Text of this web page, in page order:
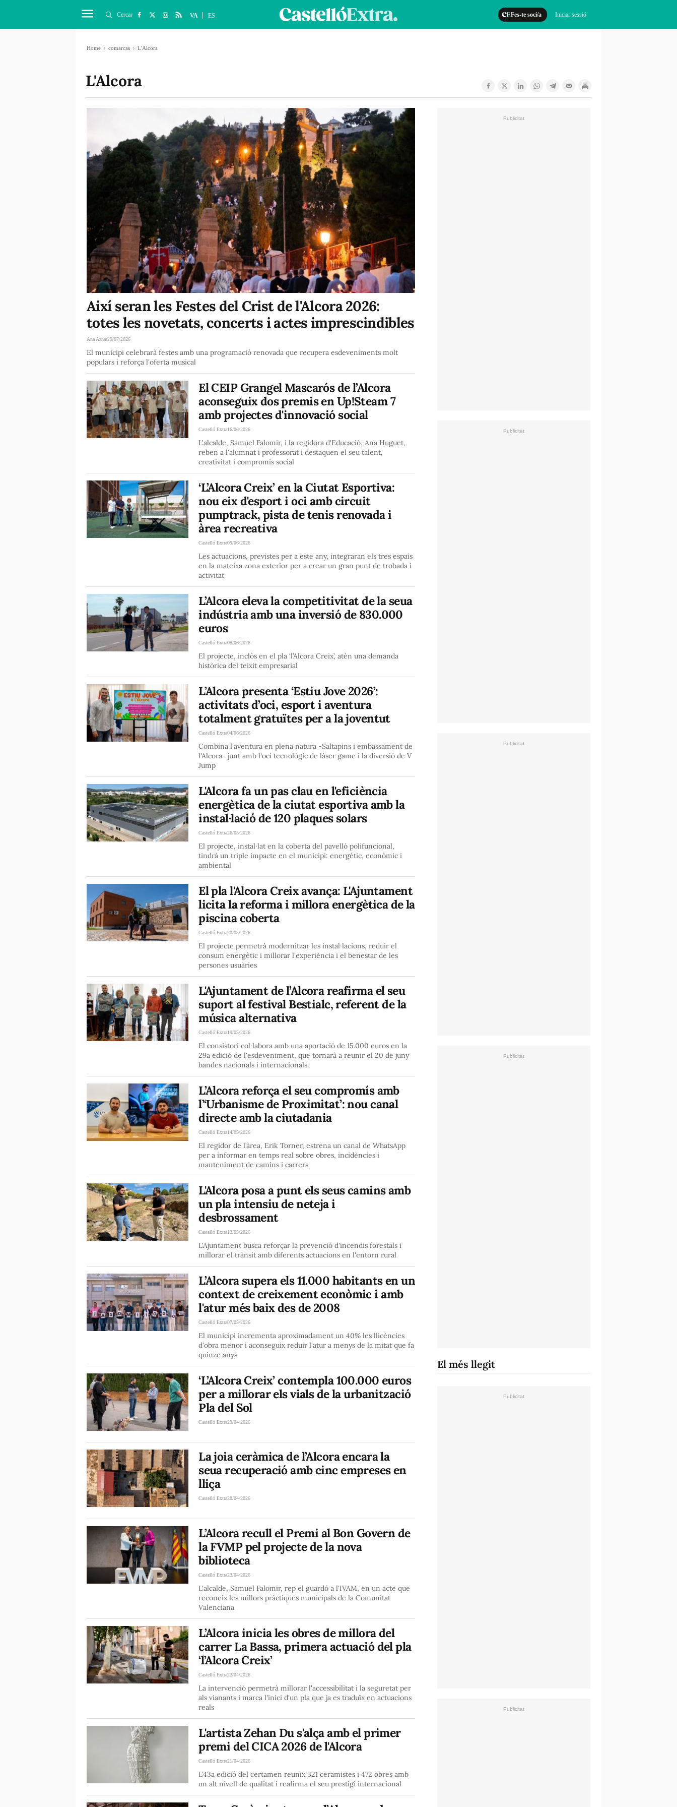
Fes-te soci/a Iniciar sessió
Cercar VA ES
Home comarcas L'Alcora
L'Alcora
Així seran les Festes del Crist de l'Alcora 2026:
totes les novetats, concerts i actes imprescindibles
Ana Aznar29/07/2026
El municipi celebrarà festes amb una programació renovada que recupera esdeveniments molt
populars i reforça l'oferta musical
El CEIP Grangel Mascarós de l’Alcora
aconseguix dos premis en Up!Steam 7
amb projectes d'innovació social
Castelló Extra16/06/2026
L'alcalde, Samuel Falomir, i la regidora d'Educació, Ana Huguet,
reben a l'alumnat i professorat i destaquen el seu talent,
creativitat i compromís social
‘L’Alcora Creix’ en la Ciutat Esportiva:
nou eix d'esport i oci amb circuit
pumptrack, pista de tenis renovada i
àrea recreativa
Castelló Extra09/06/2026
Les actuacions, previstes per a este any, integraran els tres espais
en la mateixa zona exterior per a crear un gran punt de trobada i
activitat
L’Alcora eleva la competitivitat de la seua
indústria amb una inversió de 830.000
euros
Castelló Extra08/06/2026
El projecte, inclòs en el pla ‘l’Alcora Creix’, atén una demanda
històrica del teixit empresarial
L’Alcora presenta ‘Estiu Jove 2026’:
activitats d’oci, esport i aventura
totalment gratuïtes per a la joventut
Castelló Extra04/06/2026
Combina l'aventura en plena natura -Saltapins i embassament de
l'Alcora- junt amb l'oci tecnològic de làser game i la diversió de V
Jump
L'Alcora fa un pas clau en l'eficiència
energètica de la ciutat esportiva amb la
instal·lació de 120 plaques solars
Castelló Extra26/05/2026
El projecte, instal·lat en la coberta del pavelló polifuncional,
tindrà un triple impacte en el municipi: energètic, econòmic i
ambiental
El pla l'Alcora Creix avança: L'Ajuntament
licita la reforma i millora energètica de la
piscina coberta
Castelló Extra20/05/2026
El projecte permetrà modernitzar les instal·lacions, reduir el
consum energètic i millorar l'experiència i el benestar de les
persones usuàries
L'Ajuntament de l’Alcora reafirma el seu
suport al festival Bestialc, referent de la
música alternativa
Castelló Extra19/05/2026
El consistori col·labora amb una aportació de 15.000 euros en la
29a edició de l'esdeveniment, que tornarà a reunir el 20 de juny
bandes nacionals i internacionals.
L’Alcora reforça el seu compromís amb
l’‘Urbanisme de Proximitat’: nou canal
directe amb la ciutadania
Castelló Extra14/05/2026
El regidor de l’àrea, Erik Torner, estrena un canal de WhatsApp
per a informar en temps real sobre obres, incidències i
manteniment de camins i carrers
L'Alcora posa a punt els seus camins amb
un pla intensiu de neteja i
desbrossament
Castelló Extra13/05/2026
L'Ajuntament busca reforçar la prevenció d'incendis forestals i
millorar el trànsit amb diferents actuacions en l'entorn rural
L’Alcora supera els 11.000 habitants en un
context de creixement econòmic i amb
l'atur més baix des de 2008
Castelló Extra07/05/2026
El municipi incrementa aproximadament un 40% les llicències
d'obra menor i aconseguix reduir l'atur a menys de la mitat que fa
quinze anys
‘L’Alcora Creix’ contempla 100.000 euros
per a millorar els vials de la urbanització
Pla del Sol
Castelló Extra29/04/2026
La joia ceràmica de l’Alcora encara la
seua recuperació amb cinc empreses en
lliça
Castelló Extra28/04/2026
L’Alcora recull el Premi al Bon Govern de
la FVMP pel projecte de la nova
biblioteca
Castelló Extra23/04/2026
L'alcalde, Samuel Falomir, rep el guardó a l'IVAM, en un acte que
reconeix les millors pràctiques municipals de la Comunitat
Valenciana
L’Alcora inicia les obres de millora del
carrer La Bassa, primera actuació del pla
‘l’Alcora Creix’
Castelló Extra22/04/2026
La intervenció permetrà millorar l'accessibilitat i la seguretat per
als vianants i marca l'inici d'un pla que ja es traduïx en actuacions
reals
L'artista Zehan Du s'alça amb el primer
premi del CICA 2026 de l'Alcora
Castelló Extra21/04/2026
L'43a edició del certamen reunix 321 ceramistes i 472 obres amb
un alt nivell de qualitat i reafirma el seu prestigi internacional
El més llegit